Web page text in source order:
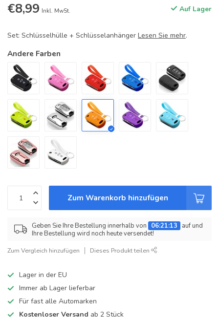
€8,99 Inkl. MwSt. Auf Lager
Set: Schlüsselhülle + Schlüsselanhänger Lesen Sie mehr.
Andere Farben
Zum Warenkorb hinzufügen
Geben Sie Ihre Bestellung innerhalb von 06:21:13
auf und
Ihre Bestellung wird noch heute versendet!
Zum Vergleich hinzufügen Dieses Produkt teilen
Lager in der EU
Immer ab Lager lieferbar
Für fast alle Automarken
Kostenloser Versand ab 2 Stück